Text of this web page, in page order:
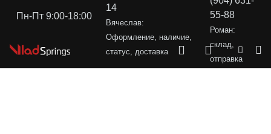
Пн-Пт 9:00-18:00
14
Вячеслав:
Оформление, наличие,
статус, доставка
55-88
Роман:
склад,
отправка